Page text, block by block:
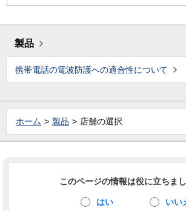
製品
携帯電話の電波防護への適合性について
ホーム 製品 店舗の選択
このページの情報は役に立ちま
はい いい